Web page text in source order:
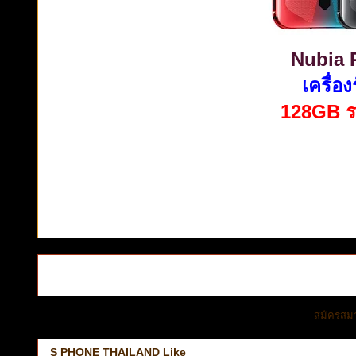
Nubia
เครื่อ
128GB
สมัครส
S PHONE THAILAND Like